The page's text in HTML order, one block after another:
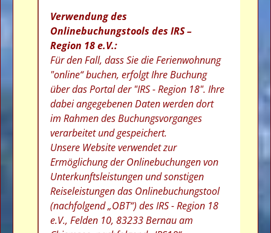
Verwendung des
Onlinebuchungstools des IRS –
Region 18 e.V.:
Für den Fall, dass Sie die Ferienwohnung
"online“ buchen, erfolgt Ihre Buchung
über das Portal der "IRS - Region 18". Ihre
dabei angegebenen Daten werden dort
im Rahmen des Buchungsvorganges
verarbeitet und gespeichert.
Unsere Website verwendet zur
Ermöglichung der Onlinebuchungen von
Unterkunftsleistungen und sonstigen
Reiseleistungen das Onlinebuchungstool
(nachfolgend „OBT“) des IRS - Region 18
e.V., Felden 10, 83233 Bernau am